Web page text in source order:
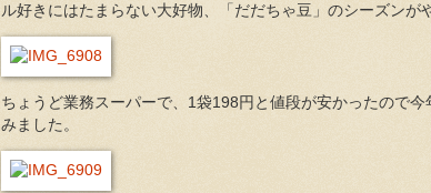
ル好きにはたまらない大好物、「だだちゃ豆」のシーズンが
ちょうど業務スーパーで、1袋198円と値段が安かったので
みました。